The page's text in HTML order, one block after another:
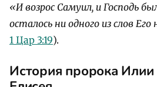
«И возрос Самуил, и Господь
осталось ни одного из слов
1 Цар 3:19).
История пророка